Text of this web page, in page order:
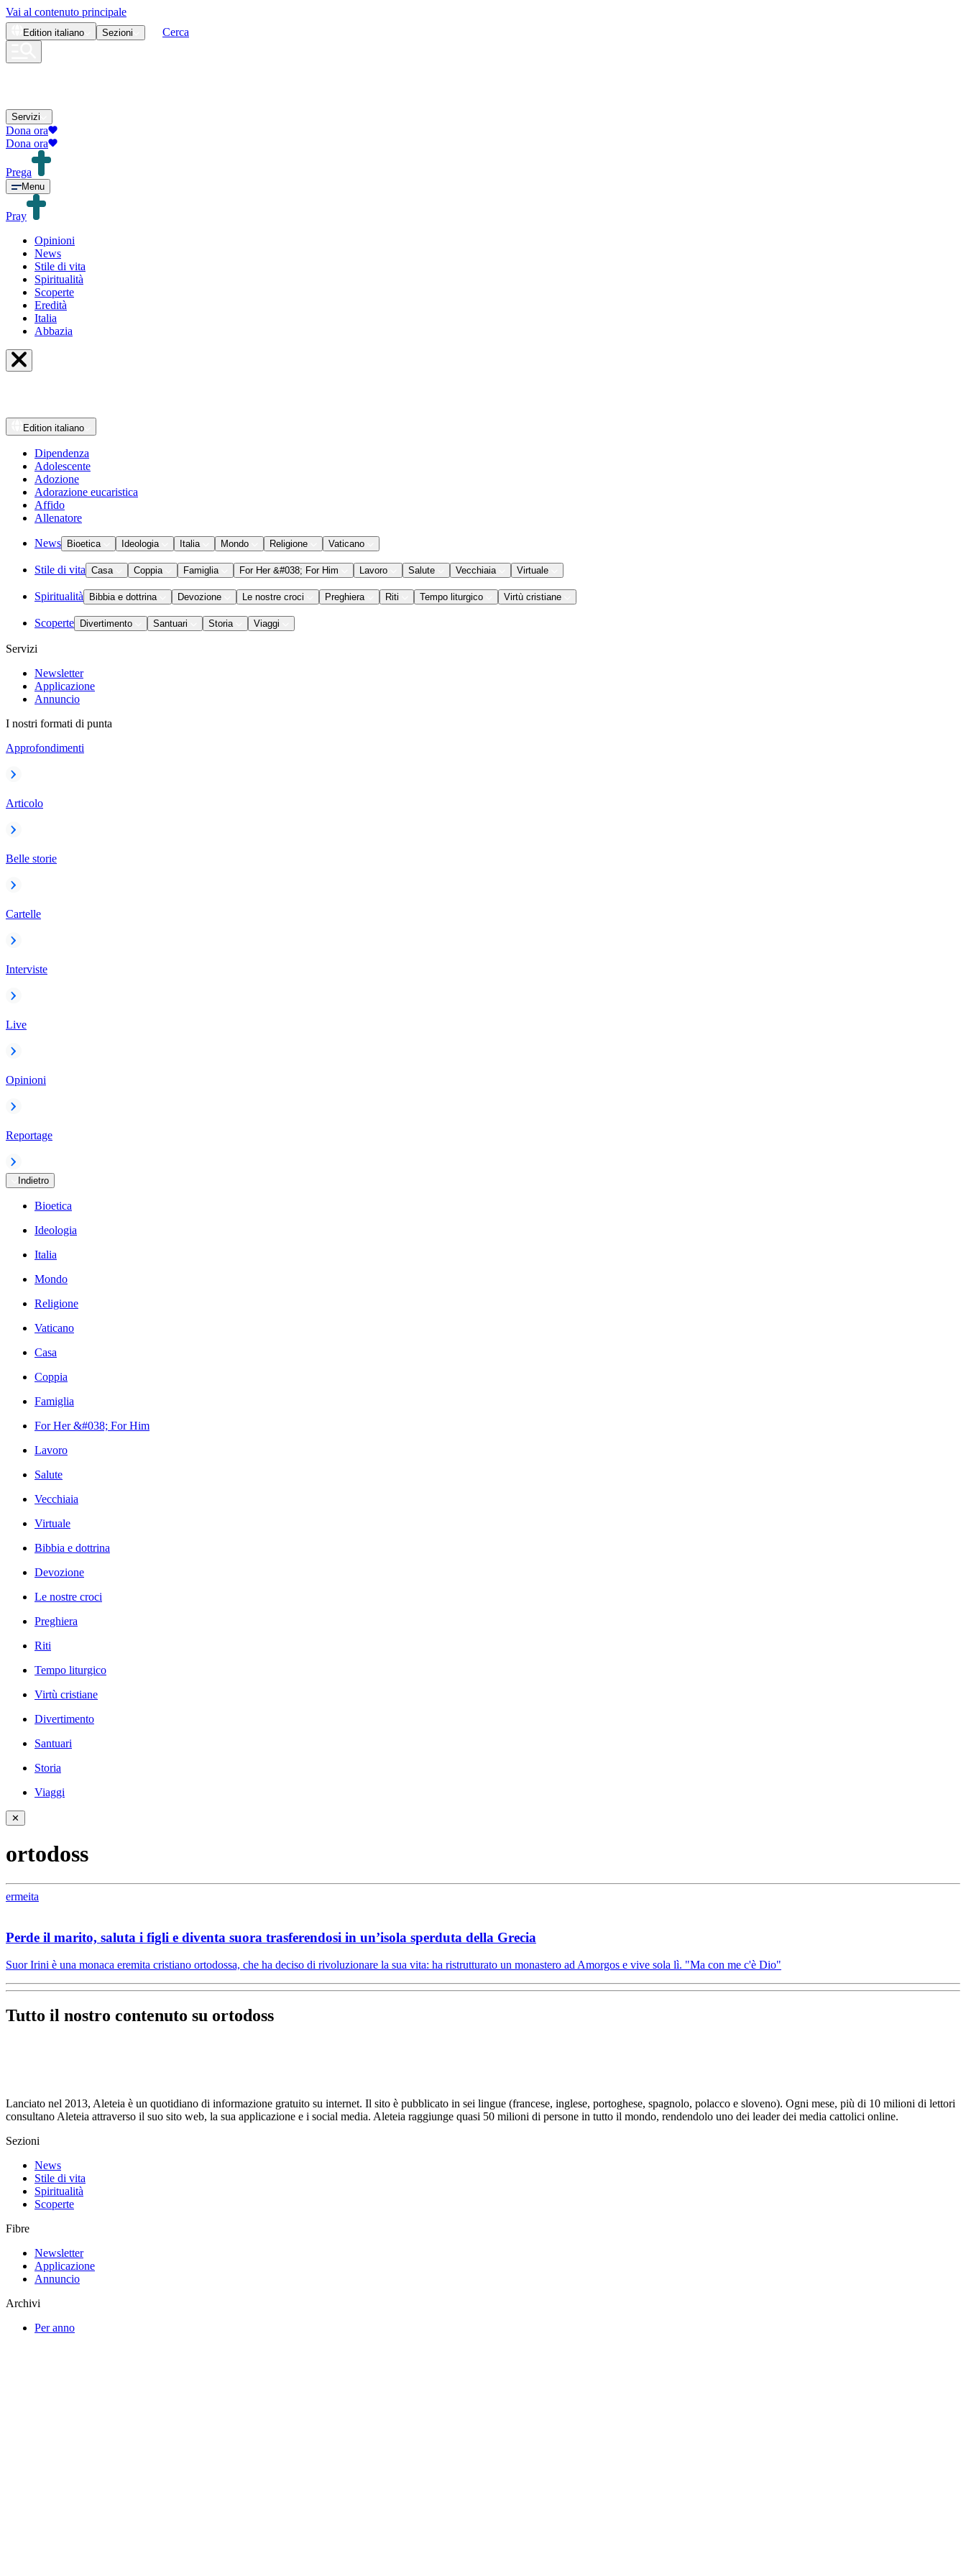
Vai al contenuto principale
Edition italiano Sezioni Cerca
Servizi
Dona ora
Dona ora
Prega
Menu
Pray
Opinioni
News
Stile di vita
Spiritualità
Scoperte
Eredità
Italia
Abbazia
Edition italiano
Dipendenza
Adolescente
Adozione
Adorazione eucaristica
Affido
Allenatore
News Bioetica Ideologia Italia Mondo Religione Vaticano
Stile di vita Casa Coppia Famiglia For Her &#038; For Him Lavoro Salute Vecchiaia Virtuale
Spiritualità Bibbia e dottrina Devozione Le nostre croci Preghiera Riti Tempo liturgico Virtù cristiane
Scoperte Divertimento Santuari Storia Viaggi
Servizi
Newsletter
Applicazione
Annuncio
I nostri formati di punta
Approfondimenti
Articolo
Belle storie
Cartelle
Interviste
Live
Opinioni
Reportage
Indietro
Bioetica
Ideologia
Italia
Mondo
Religione
Vaticano
Casa
Coppia
Famiglia
For Her &#038; For Him
Lavoro
Salute
Vecchiaia
Virtuale
Bibbia e dottrina
Devozione
Le nostre croci
Preghiera
Riti
Tempo liturgico
Virtù cristiane
Divertimento
Santuari
Storia
Viaggi
✕
ortodoss
ermeita
Perde il marito, saluta i figli e diventa suora trasferendosi in un’isola sperduta della Grecia
Suor Irini è una monaca eremita cristiano ortodossa, che ha deciso di rivoluzionare la sua vita: ha ristrutturato un monastero ad Amorgos e vive sola lì. "Ma con me c'è Dio"
Tutto il nostro contenuto su ortodoss
Lanciato nel 2013, Aleteia è un quotidiano di informazione gratuito su internet. Il sito è pubblicato in sei lingue (francese, inglese, portoghese, spagnolo, polacco e sloveno). Ogni mese, più di 10 milioni di lettori
consultano Aleteia attraverso il suo sito web, la sua applicazione e i social media. Aleteia raggiunge quasi 50 milioni di persone in tutto il mondo, rendendolo uno dei leader dei media cattolici online.
Sezioni
News
Stile di vita
Spiritualità
Scoperte
Fibre
Newsletter
Applicazione
Annuncio
Archivi
Per anno